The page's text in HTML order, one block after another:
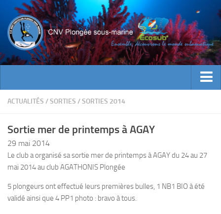
ACTUALITES
INFOS CNV
Bienvenue
Contacts
Documents utiles
Encadrement
ACTUALITÉS /SORTIES /SORTIES 2014
Sortie mer de printemps à AGAY
29 mai 2014
Le club a organisé sa sortie mer de printemps à AGAY du 24 au 27
mai 2014 au club AGATHONIS Plongée
5 plongeurs ont effectué leurs premières bulles, 1 NB1 BIO à été
validé ainsi que 4 PP1 photo : bravo à tous.